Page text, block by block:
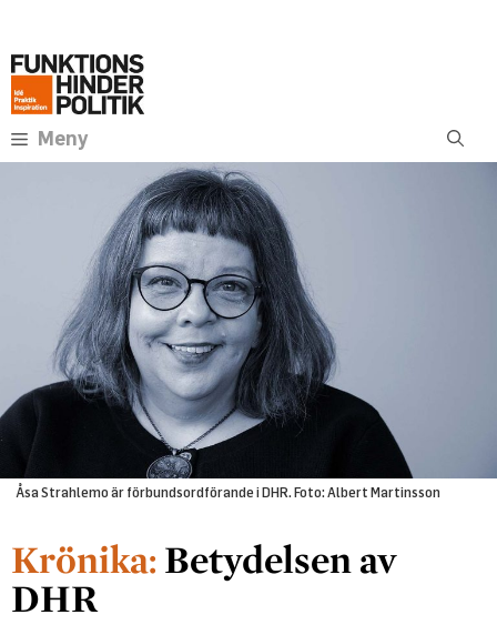
innehåll
Meny
Åsa Strahlemo är förbundsordförande i DHR. Foto: Albert Martinsson
Betydelsen av
DHR